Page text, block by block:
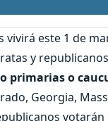
vivirá este 1 de
y
primarias o
Georgia,
votarán